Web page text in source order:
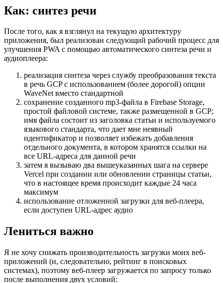
я добавлю новое действие в начале текста статьи, которое
браузера.
Как: синтез речи
После того, как я взглянул на текущую архитектуру
приложения, был реализован следующий рабочий процесс для
улучшения PWA с помощью автоматического синтеза речи и
аудиоплеера:
реализация синтеза через службу преобразования текста
в речь GCP с использованием (более дорогой) опции
WaveNet вместо стандартной
сохранение созданного mp3-файла в Firebase Storage,
простой файловой системе, также размещенной в GCP;
имя файла состоит из заголовка статьи и используемого
языкового стандарта, что дает мне неявный
идентификатор и позволяет избежать добавления
отдельного документа, в котором хранятся ссылки на
все URL-адреса для данной речи
затем я вызываю два вышеуказанных шага на сервере
Vercel при создании или обновлении страницы статьи,
максимум
если доступен URL-адрес аудио
Лениться важно